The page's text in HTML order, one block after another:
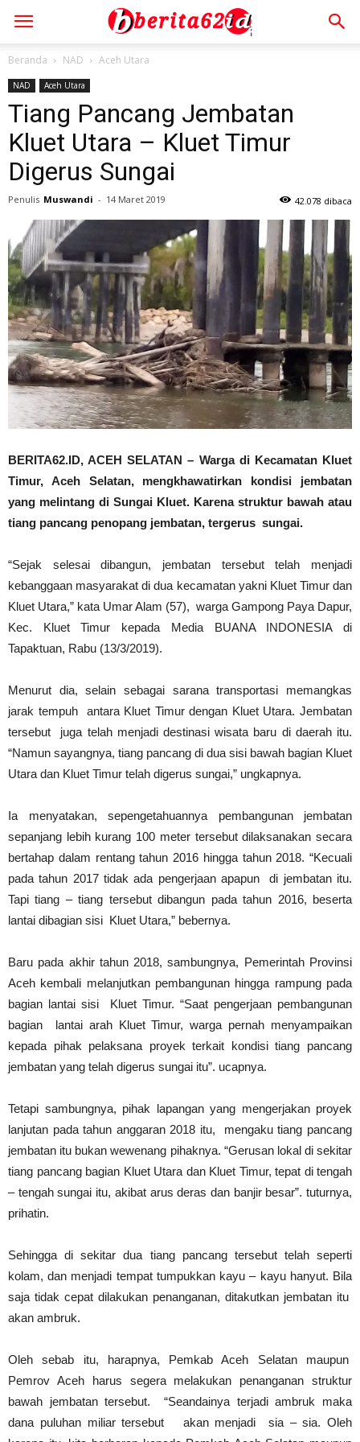
Beranda NAD Aceh Utara
NAD Aceh Utara
Tiang Pancang Jembatan
Kluet Utara – Kluet Timur
Digerus Sungai
Penulis Muswandi - 14 Maret 2019 42.078 dibaca
BERITA62.ID, ACEH SELATAN – Warga di Kecamatan Kluet
Timur, Aceh Selatan, mengkhawatirkan kondisi jembatan
yang melintang di Sungai Kluet. Karena struktur bawah atau
tiang pancang penopang jembatan, tergerus sungai.
“Sejak selesai dibangun, jembatan tersebut telah menjadi
kebanggaan masyarakat di dua kecamatan yakni Kluet Timur dan
Kluet Utara,” kata Umar Alam (57), warga Gampong Paya Dapur,
Kec. Kluet Timur kepada Media BUANA INDONESIA di
Tapaktuan, Rabu (13/3/2019).
Menurut dia, selain sebagai sarana transportasi memangkas
jarak tempuh antara Kluet Timur dengan Kluet Utara. Jembatan
tersebut juga telah menjadi destinasi wisata baru di daerah itu.
“Namun sayangnya, tiang pancang di dua sisi bawah bagian Kluet
Utara dan Kluet Timur telah digerus sungai,” ungkapnya.
Ia menyatakan, sepengetahuannya pembangunan jembatan
sepanjang lebih kurang 100 meter tersebut dilaksanakan secara
bertahap dalam rentang tahun 2016 hingga tahun 2018. “Kecuali
pada tahun 2017 tidak ada pengerjaan apapun di jembatan itu.
Tapi tiang – tiang tersebut dibangun pada tahun 2016, beserta
lantai dibagian sisi Kluet Utara,” bebernya.
Baru pada akhir tahun 2018, sambungnya, Pemerintah Provinsi
Aceh kembali melanjutkan pembangunan hingga rampung pada
bagian lantai sisi Kluet Timur. “Saat pengerjaan pembangunan
bagian lantai arah Kluet Timur, warga pernah menyampaikan
kepada pihak pelaksana proyek terkait kondisi tiang pancang
jembatan yang telah digerus sungai itu”. ucapnya.
Tetapi sambungnya, pihak lapangan yang mengerjakan proyek
lanjutan pada tahun anggaran 2018 itu, mengaku tiang pancang
jembatan itu bukan wewenang pihaknya. “Gerusan lokal di sekitar
tiang pancang bagian Kluet Utara dan Kluet Timur, tepat di tengah
– tengah sungai itu, akibat arus deras dan banjir besar”. tuturnya,
prihatin.
Sehingga di sekitar dua tiang pancang tersebut telah seperti
kolam, dan menjadi tempat tumpukkan kayu – kayu hanyut. Bila
saja tidak cepat dilakukan penanganan, ditakutkan jembatan itu
akan ambruk.
Oleh sebab itu, harapnya, Pemkab Aceh Selatan maupun
Pemrov Aceh harus segera melakukan penanganan struktur
bawah jembatan tersebut. “Seandainya terjadi ambruk maka
dana puluhan miliar tersebut akan menjadi sia – sia. Oleh